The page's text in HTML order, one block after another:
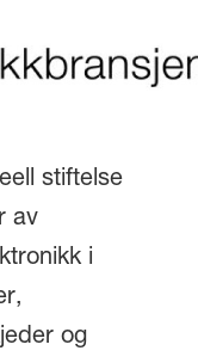
stiftelse
av
i
og